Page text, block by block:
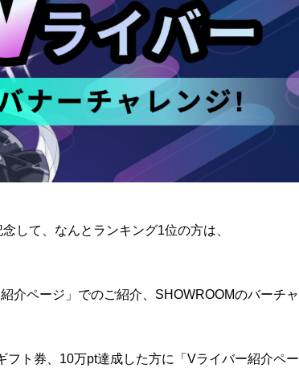
して、なんとランキング1位の方は、
介ページ」でのご紹介、SHOWROOMのバーチャ
ト券、10万pt達成した方に「Vライバー紹介ペー